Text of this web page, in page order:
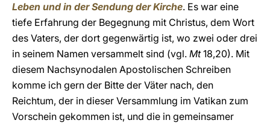
Leben und in der Sendung der Kirche. Es war eine
tiefe Erfahrung der Begegnung mit Christus, dem Wort
des Vaters, der dort gegenwärtig ist, wo zwei oder drei
in seinem Namen versammelt sind (vgl. Mt18,20). Mit
diesem Nachsynodalen Apostolischen Schreiben
komme ich gern der Bitte der Väter nach, den
Reichtum, der in dieser Versammlung im Vatikan zum
Vorschein gekommen ist, und die in gemeinsamer